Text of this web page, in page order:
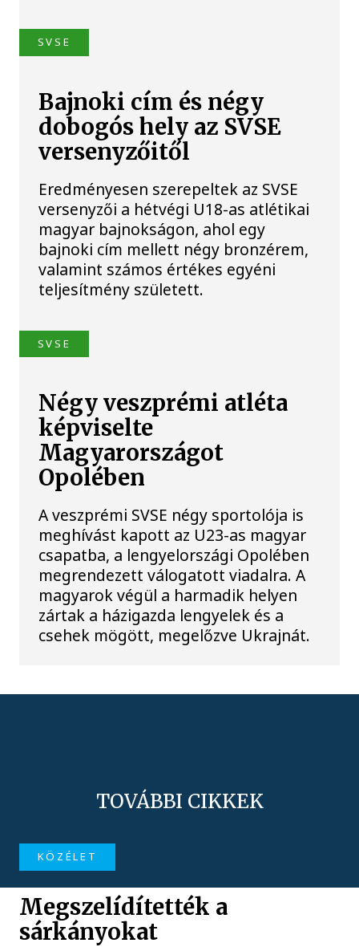
SVSE
Bajnoki cím és négy
dobogós hely az SVSE
versenyzőitől
Eredményesen szerepeltek az SVSE
versenyzői a hétvégi U18-as atlétikai
magyar bajnokságon, ahol egy
bajnoki cím mellett négy bronzérem,
valamint számos értékes egyéni
teljesítmény született.
SVSE
Négy veszprémi atléta
képviselte
Magyarországot
Opolében
A veszprémi SVSE négy sportolója is
meghívást kapott az U23-as magyar
csapatba, a lengyelországi Opolében
megrendezett válogatott viadalra. A
magyarok végül a harmadik helyen
zártak a házigazda lengyelek és a
csehek mögött, megelőzve Ukrajnát.
TOVÁBBI CIKKEK
KÖZÉLET
Megszelídítették a
sárkányokat